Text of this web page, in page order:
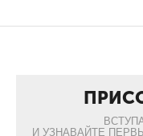
И УЗНАВАЙТЕ